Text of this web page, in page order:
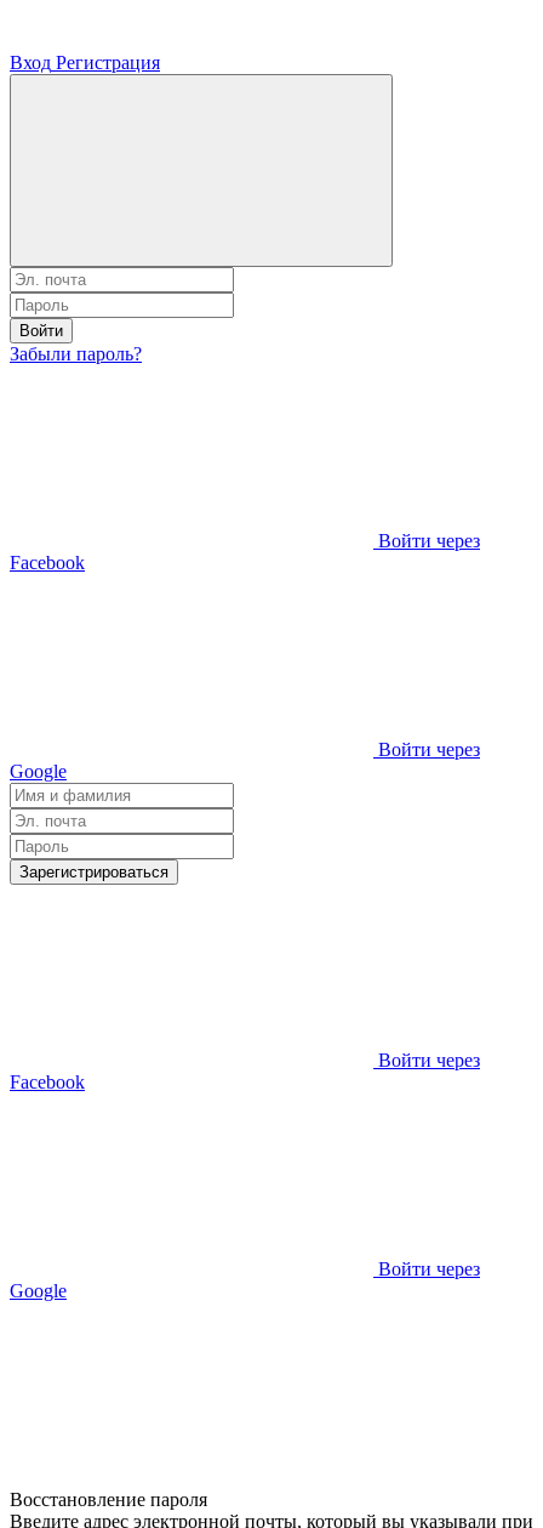
Вход Регистрация
Войти
Забыли пароль?
Войти через
Facebook
Войти через
Google
Зарегистрироваться
Войти через
Facebook
Войти через
Google
Восстановление пароля
Введите адрес электронной почты, который вы указывали при